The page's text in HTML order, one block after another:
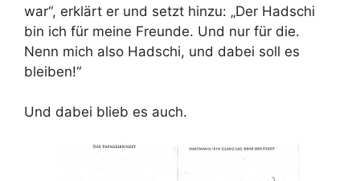
war“, erklärt er und setzt hinzu: „Der Hadschi
bin ich für meine Freunde. Und nur für die.
Nenn mich also Hadschi, und dabei soll es
bleiben!“
Und dabei blieb es auch.